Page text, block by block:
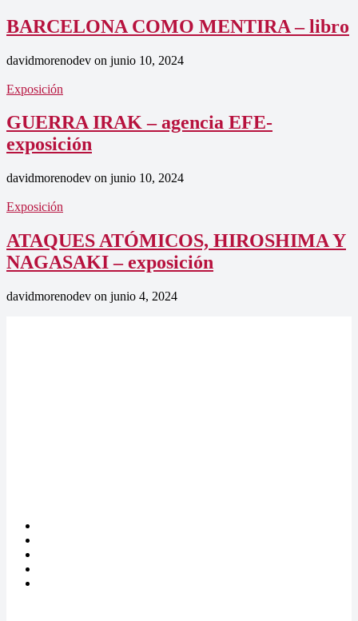
BARCELONA COMO MENTIRA – libro
davidmorenodev on junio 10, 2024
Exposición
GUERRA IRAK – agencia EFE-
exposición
davidmorenodev on junio 10, 2024
Exposición
ATAQUES ATÓMICOS, HIROSHIMA Y
NAGASAKI – exposición
davidmorenodev on junio 4, 2024